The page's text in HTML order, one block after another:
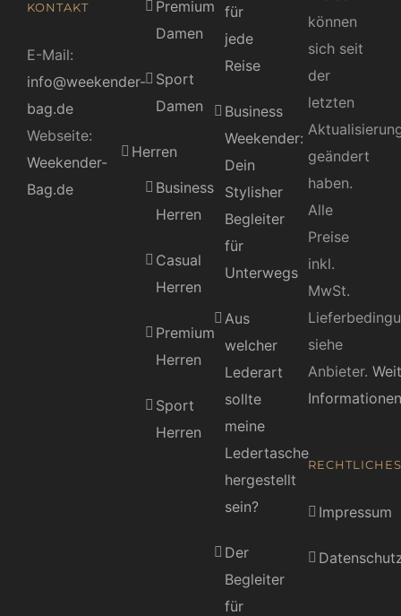
KONTAKT
E-Mail:
info@weekender-
bag.de
Webseite:
Weekender-
Bag.de
Premium
Damen
Sport
Damen
Herren
Business
Herren
Casual
Herren
Premium
Herren
Sport
Herren
für
jede
Reise
Business
Weekender:
Dein
Stylisher
Begleiter
für
Unterwegs
Aus
welcher
Lederart
sollte
meine
Ledertasche
hergestellt
sein?
Der
Begleiter
für
können
sich seit
der
letzten
geändert
haben.
Alle
Preise
inkl.
MwSt.
siehe
Anbieter.
Informationen
RECHTLICHES
Impressum